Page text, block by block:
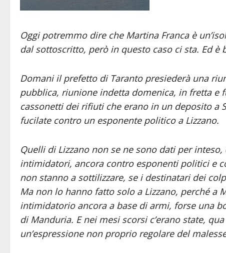
Oggi potremmo dire che Martina Franca è
dal sottoscritto, però in questo caso ci sta. Ed è
Domani il prefetto di Taranto presiederà una
pubblica, riunione indetta domenica, in fretta e
cassonetti dei rifiuti che erano in un deposito a
fucilate contro un esponente politico a Lizzano.
Quelli di Lizzano non se ne sono dati per
intimidatori, ancora contro esponenti politici e
non stanno a sottilizzare, se i destinatari dei
Ma non lo hanno fatto solo a Lizzano, perché a
intimidatorio ancora a base di armi, forse una
di Manduria. E nei mesi scorsi c’erano state,
un’espressione non proprio regolare del